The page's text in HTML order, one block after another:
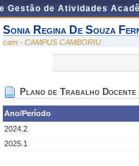
Gestão de Atividades
Sonia Regina De Souza
cam - CAMPUS CAMBORIU
Plano de Trabalho Docente
Ano/Período
2024.2
2025.1